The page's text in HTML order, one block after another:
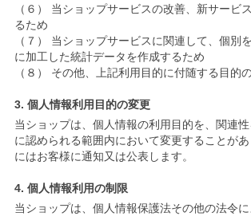
（６） 当ショップサービスの改善、新サービ
るため
（７） 当ショップサービスに関連して、個別
に加工した統計データを作成するため
（８） その他、上記利用目的に付随する目的
3. 個人情報利用目的の変更
当ショップは、個人情報の利用目的を、関連
に認められる範囲内において変更することが
にはお客様に通知又は公表します。
4. 個人情報利用の制限
当ショップは、個人情報保護法その他の法令